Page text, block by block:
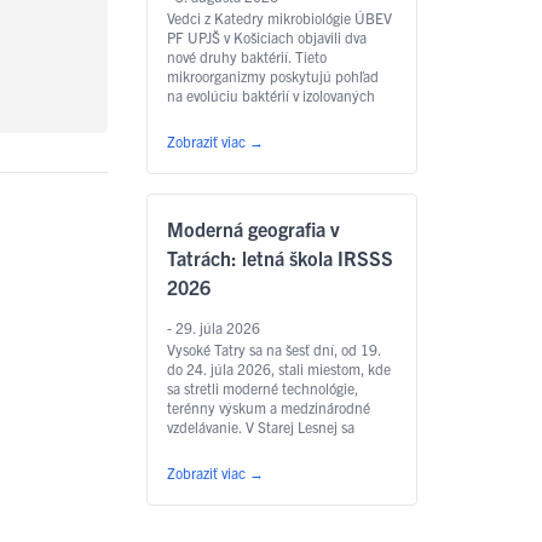
Vedci z Katedry mikrobiológie ÚBEV
PF UPJŠ v Košiciach objavili dva
nové druhy baktérií. Tieto
mikroorganizmy poskytujú pohľad
na evolúciu baktérií v izolovaných
potenciál pre biotechnologické a
environmentálne aplikácie.
Zobraziť viac →
Moderná geografia v
Tatrách: letná škola IRSSS
2026
- 29. júla 2026
Vysoké Tatry sa na šesť dní, od 19.
do 24. júla 2026, stali miestom, kde
sa stretli moderné technológie,
terénny výskum a medzinárodné
vzdelávanie. V Starej Lesnej sa
škola diaľkového prieskumu Zeme –
International Remote Sensing
Summer School 2026
Zobraziť viac →